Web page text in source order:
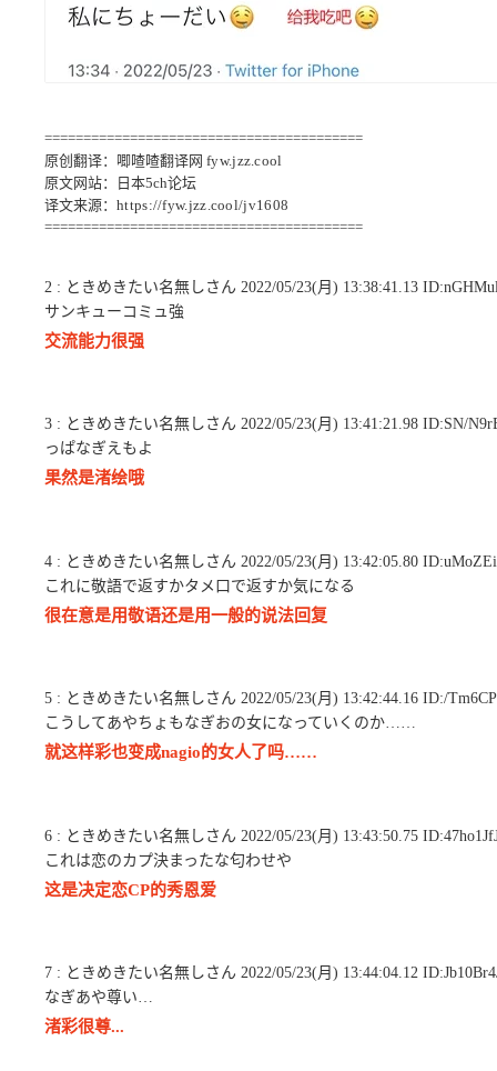
=========================================
原创翻译：唧喳喳翻译网 fyw.jzz.cool
原文网站：日本5ch论坛
译文来源： https://fyw.jzz.cool/jv1608
=========================================
2 : ときめきたい名無しさん 2022/05/23(月) 13:38:41.13
サンキューコミュ強
交流能力很强
3 : ときめきたい名無しさん 2022/05/23(月) 13:41:21.98 ID:SN/
っぱなぎえもよ
果然是渚绘哦
4 : ときめきたい名無しさん 2022/05/23(月) 13:42:05.80
これに敬語で返すかタメ口で返すか気になる
很在意是用敬语还是用一般的说法回复
5 : ときめきたい名無しさん 2022/05/23(月) 13:42:44.16 ID:/
こうしてあやちょもなぎおの女になっていくのか……
就这样彩也变成nagio的女人了吗……
6 : ときめきたい名無しさん 2022/05/23(月) 13:43:50.75
これは恋のカプ決まったな匂わせや
这是决定恋CP的秀恩爱
7 : ときめきたい名無しさん 2022/05/23(月) 13:44:04.12
なぎあや尊い…
渚彩很尊...